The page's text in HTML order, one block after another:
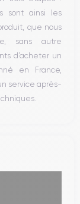
sont ainsi les
que nous
sans autre
d’acheter un
en France,
service après-